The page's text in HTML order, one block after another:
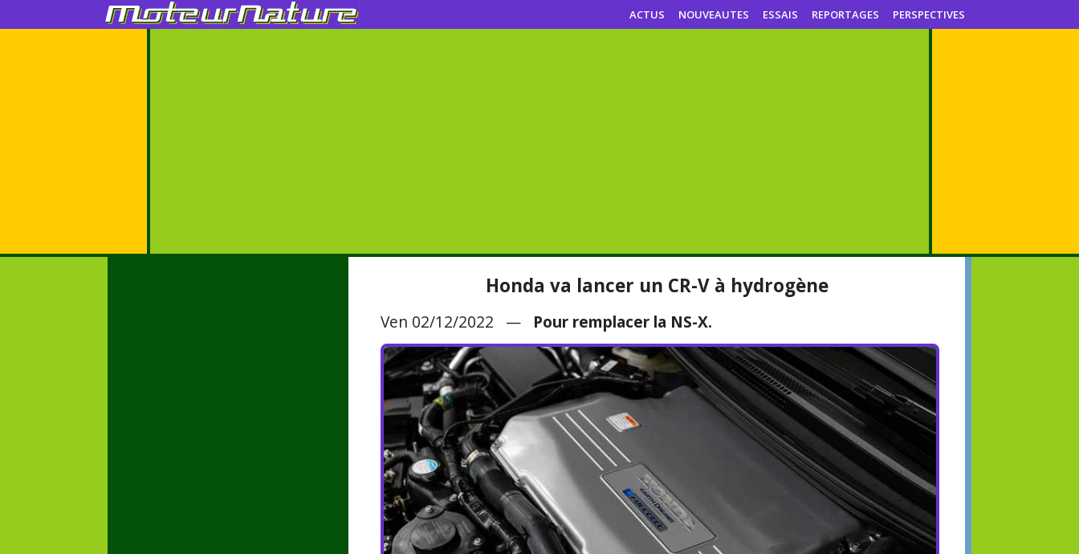
ACTUS NOUVEAUTES ESSAIS REPORTAGES PERSPECTIVES
Honda va lancer un CR-V à hydrogène
Ven 02/12/2022 — Pour remplacer la NS-X.